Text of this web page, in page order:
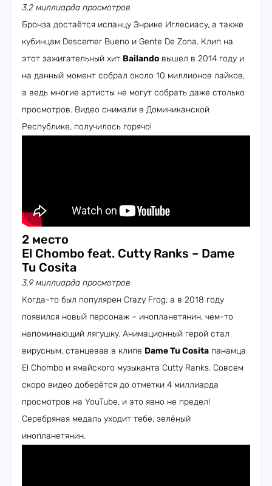
3,2 миллиарда просмотров
Бронза достаётся испанцу Энрике Иглесиасу, а также
кубинцам Descemer Bueno и Gente De Zona. Клип на
этот зажигательный хит Bailando вышел в 2014 году и
на данный момент собрал около 10 миллионов лайков,
а ведь многие артисты не могут собрать даже столько
просмотров. Видео снимали в Доминиканской
Республике, получилось горячо!
2 место
El Chombo feat. Cutty Ranks – Dame
Tu Cosita
3,9 миллиарда просмотров
Когда-то был популярен Crazy Frog, а в 2018 году
появился новый персонаж – инопланетянин, чем-то
напоминающий лягушку. Анимационный герой стал
вирусным, станцевав в клипе Dame Tu Cosita панамца
El Chombo и ямайского музыканта Cutty Ranks. Совсем
скоро видео доберётся до отметки 4 миллиарда
просмотров на YouTube, и это явно не предел!
Серебряная медаль уходит тебе, зелёный
инопланетянин.